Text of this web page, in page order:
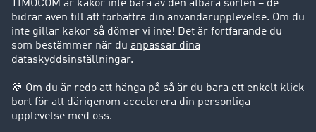
Support
Support
Juridiskt
Företagsinformation